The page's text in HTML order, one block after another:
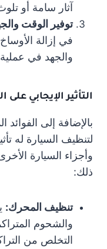
آثار سامة أو
توفير الوقت
في إزالة
والجهد في
التأثير الإيجابي
بالإضافة إلى الفوائد
لتنظيف السيارة له
وأجزاء السيارة
ذلك:
تنظيف المحرك:
والشحوم
التخلص من